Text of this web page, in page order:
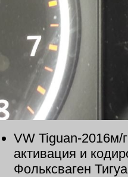
VW Tiguan-2016м/
активация и
Фольксваген